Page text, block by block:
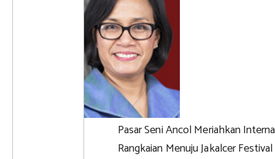
Pasar Seni Ancol Meriahkan
Rangkaian Menuju Jakalcer